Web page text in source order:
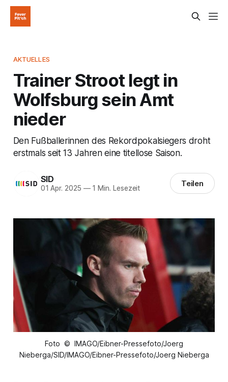
AKTUELLES
Trainer Stroot legt in
Wolfsburg sein Amt
nieder
Den Fußballerinnen des Rekordpokalsiegers droht
erstmals seit 13 Jahren eine titellose Saison.
SID
01 Apr. 2025 —1 Min. Lesezeit Teilen
Foto © IMAGO/Eibner-Pressefoto/Joerg
Nieberga/SID/IMAGO/Eibner-Pressefoto/Joerg Nieberga